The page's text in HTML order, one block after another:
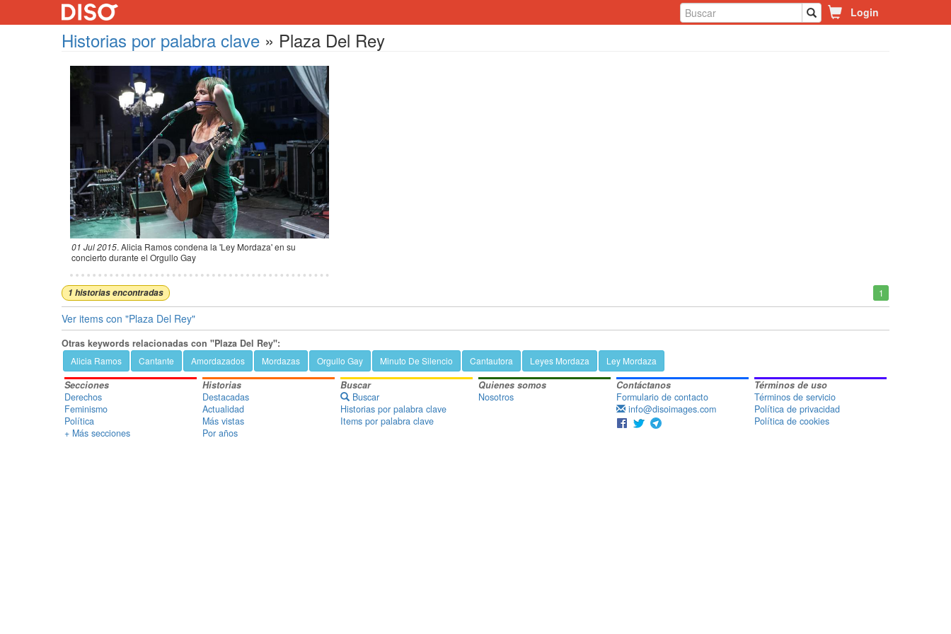
Login
Historias por palabra clave » Plaza Del Rey
01 Jul 2015. Alicia Ramos condena la 'Ley Mordaza' en su
concierto durante el Orgullo Gay
1 historias encontradas 1
Ver items con "Plaza Del Rey"
Otras keywords relacionadas con "Plaza Del Rey":
Alicia Ramos Cantante Amordazados Mordazas Orgullo Gay Minuto De Silencio Cantautora Leyes Mordaza Ley Mordaza
Secciones
Derechos
Feminismo
Política
+ Más secciones
Historias
Destacadas
Actualidad
Más vistas
Por años
Buscar
Buscar
Historias por palabra clave
Items por palabra clave
Quienes somos
Nosotros
Contáctanos
Formulario de contacto
info@disoimages.com
Términos de uso
Términos de servicio
Política de privacidad
Política de cookies